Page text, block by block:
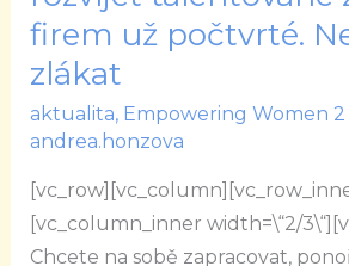
firem už počtvrté.
zlákat
aktualita, Empowering Women 2
andrea.honzova
[vc_column_inner width=\“2/
Chcete na sobě zapracovat,
pomůže
rozvíjet
talentované
ženy
z
firem
už
počtvrté.